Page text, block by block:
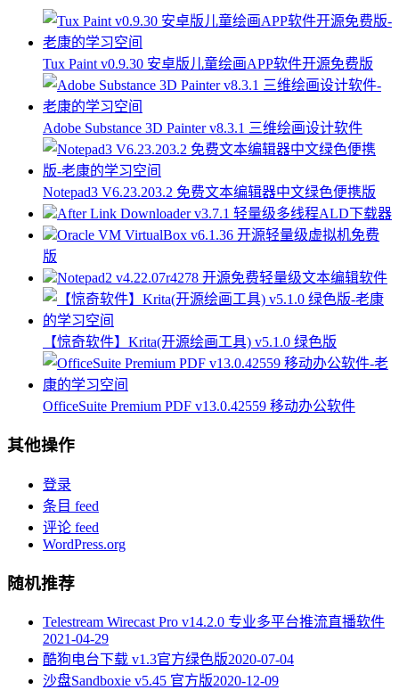
Tux Paint v0.9.30 安卓版儿童绘画APP软件开源免费版
Adobe Substance 3D Painter v8.3.1 三维绘画设计软件
Notepad3 V6.23.203.2 免费文本编辑器中文绿色便携版
After Link Downloader v3.7.1 轻量级多线程ALD下载器
Oracle VM VirtualBox v6.1.36 开源轻量级虚拟机免费
版
Notepad2 v4.22.07r4278 开源免费轻量级文本编辑软件
【惊奇软件】Krita(开源绘画工具) v5.1.0 绿色版
OfficeSuite Premium PDF v13.0.42559 移动办公软件
其他操作
登录
条目 feed
评论 feed
WordPress.org
随机推荐
Telestream Wirecast Pro v14.2.0 专业多平台推流直播软件
2021-04-29
酷狗电台下载 v1.3官方绿色版2020-07-04
沙盘Sandboxie v5.45 官方版2020-12-09